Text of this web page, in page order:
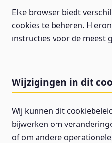
Elke browser biedt
cookies te beheren.
instructies voor de meest
Wijzigingen in dit
Wij kunnen dit
bijwerken om
of om andere